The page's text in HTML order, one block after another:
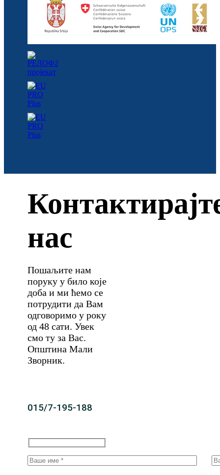
нас
Пошаљите нам
поруку у било које
доба и ми ћемо се
потрудити да Вам
одговоримо у року
од 48 сати. Увек
смо ту за Вас.
Општина Мали
Зворник.
015/7-195-188